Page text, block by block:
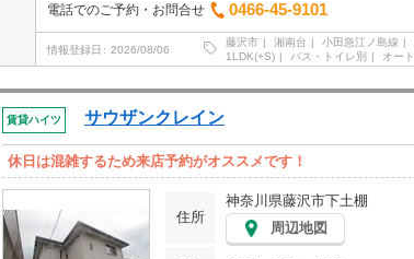
電話でのご予約・お問合せ
0466-45-9101
情報登録日 2026/08/06
藤沢市 湘南台 小田急江ノ島線
1LDK(+S)
バス・トイレ別 オー
賃貸ハイツ サウザンクレイン
休日は混雑するため来店予約がオススメです！
住所
神奈川県藤沢市下土棚
周辺地図